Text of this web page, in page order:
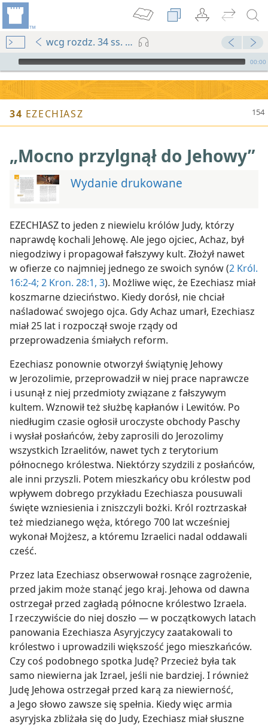
wcg rozdz. 34 ss. 154-157
Audio Player
00:00
34 EZECHIASZ
„Mocno przylgnął do Jehowy”
Wydanie drukowane
EZECHIASZ to jeden z niewielu królów Judy, którzy
naprawdę kochali Jehowę. Ale jego ojciec, Achaz, był
niegodziwy i propagował fałszywy kult. Złożył nawet
w ofierze co najmniej jednego ze swoich synów (2 Król.
16:2-4; 2 Kron. 28:1, 3). Możliwe więc, że Ezechiasz miał
koszmarne dzieciństwo. Kiedy dorósł, nie chciał
naśladować swojego ojca. Gdy Achaz umarł, Ezechiasz
miał 25 lat i rozpoczął swoje rządy od
przeprowadzenia śmiałych reform.
Ezechiasz ponownie otworzył świątynię Jehowy
w Jerozolimie, przeprowadził w niej prace naprawcze
i usunął z niej przedmioty związane z fałszywym
kultem. Wznowił też służbę kapłanów i Lewitów. Po
niedługim czasie ogłosił uroczyste obchody Paschy
i wysłał posłańców, żeby zaprosili do Jerozolimy
wszystkich Izraelitów, nawet tych z terytorium
północnego królestwa. Niektórzy szydzili z posłańców,
ale inni przyszli. Potem mieszkańcy obu królestw pod
wpływem dobrego przykładu Ezechiasza pousuwali
święte wzniesienia i zniszczyli bożki. Król roztrzaskał
też miedzianego węża, którego 700 lat wcześniej
wykonał Mojżesz, a któremu Izraelici nadal oddawali
cześć.
Przez lata Ezechiasz obserwował rosnące zagrożenie,
przed jakim może stanąć jego kraj. Jehowa od dawna
ostrzegał przed zagładą północne królestwo Izraela.
I rzeczywiście do niej doszło — w początkowych latach
panowania Ezechiasza Asyryjczycy zaatakowali to
królestwo i uprowadzili większość jego mieszkańców.
Czy coś podobnego spotka Judę? Przecież była tak
samo niewierna jak Izrael, jeśli nie bardziej. I również
Judę Jehowa ostrzegał przed karą za niewierność,
a Jego słowo zawsze się spełnia. Kiedy więc armia
asyryjska zbliżała się do Judy, Ezechiasz miał słuszne